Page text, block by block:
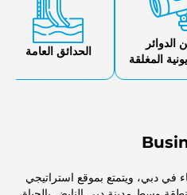
الدوائر
المغلقة
الحدائق العامة
في دبي، ويتمتع بموقع استراتيجي